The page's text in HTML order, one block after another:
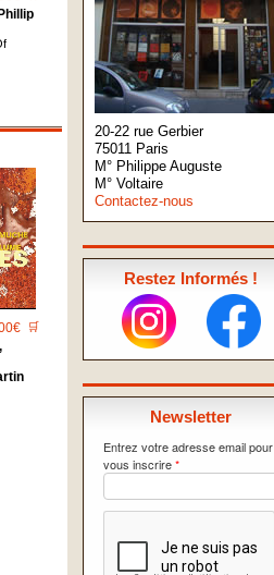
20-22 rue Gerbier
75011 Paris
M° Philippe Auguste
M° Voltaire
Contactez-nous
Restez Informés !
Newsletter
Entrez votre adresse email pour
vous inscrire*
🛒